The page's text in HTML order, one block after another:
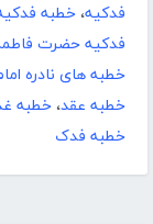
فدکیه، خطبه
فدکیه حضرت
خطبه های نادره
خطبه عقد، خطبه
خطبه فدک